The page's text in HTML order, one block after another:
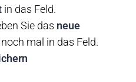
in das Feld.
Sie das neue
noch mal in das Feld.